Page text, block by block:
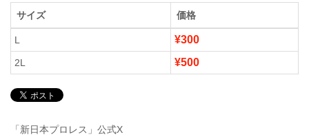
サイズ 価格
L ¥300
2L ¥500
「新日本プロレス」公式X